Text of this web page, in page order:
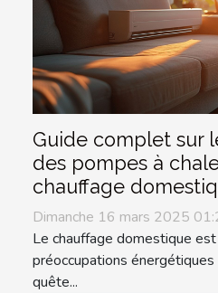
Guide complet sur
des pompes à
chauffage
Dimanche 16 mars 2025
Le chauffage domestique
préoccupations
quête...